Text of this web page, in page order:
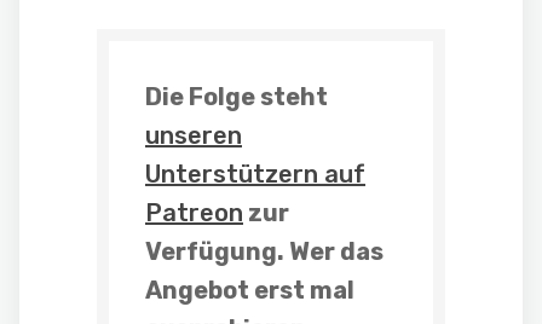
Die Folge steht
unseren
Unterstützern auf
Patreon zur
Verfügung. Wer das
Angebot erst mal